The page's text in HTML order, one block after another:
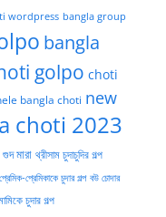
wordpress bangla group
bangla
golpo choti
bangla choti new
choti 2023
গুদ মারা থ্রীসাম চুদাচুদির গল্প
প্রেমিক-প্রেমিকাকে চুদার গল্প বউ চোদার
চুদার গল্প